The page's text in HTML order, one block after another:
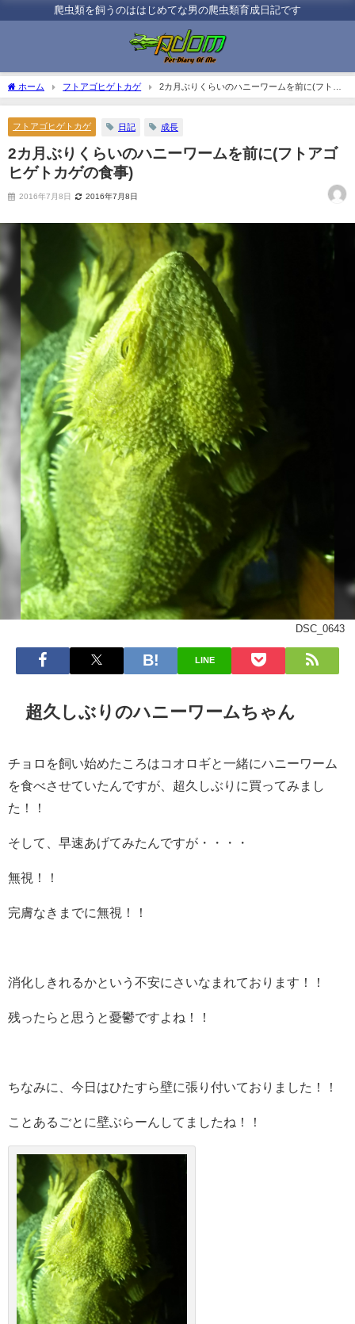
爬虫類を飼うのははじめてな男の爬虫類育成日記です
ホーム フトアゴヒゲトカゲ
2カ月ぶりくらいのハニーワームを前に(フトア
ゴヒゲトカゲの食事)
フトアゴヒゲトカゲ 日記 成長
2カ月ぶりくらいのハニーワームを前に(フトアゴ
ヒゲトカゲの食事)
2016年7月8日 2016年7月8日
DSC_0643
LINE
超久しぶりのハニーワームちゃん
チョロを飼い始めたころはコオロギと一緒にハニーワーム
を食べさせていたんですが、超久しぶりに買ってみまし
た！！
そして、早速あげてみたんですが・・・・
無視！！
完膚なきまでに無視！！
消化しきれるかという不安にさいなまれております！！
残ったらと思うと憂鬱ですよね！！
ちなみに、今日はひたすら壁に張り付いておりました！！
ことあるごとに壁ぶらーんしてましたね！！